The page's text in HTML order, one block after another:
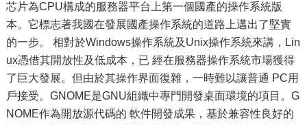
芯片為CPU構成的服務器平台上第一個國產的操作系統版
本。它標志著我國在發展國產操作系統的道路上邁出了堅實
的一步。 相對於Windows操作系統及Unix操作系統來講，Lin
ux憑借其開放性及低成本，已 經在服務器操作系統市場獲得
了巨大發展。但由於其操作界面復雜，一時難以讓普通 PC用
戶接受。GNOME是GNU組織中專門開發桌面環境的項目。G
NOME作為開放源代碼的 軟件開發成果，基於兼容性良好的